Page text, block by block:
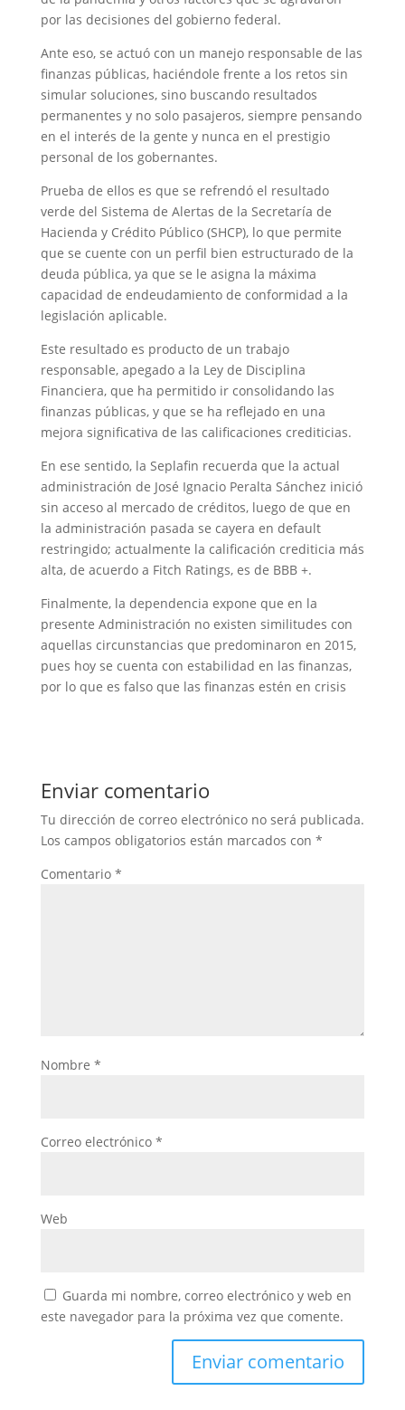
por las decisiones del gobierno federal.
Ante eso, se actuó con un manejo responsable de las
finanzas públicas, haciéndole frente a los retos sin
simular soluciones, sino buscando resultados
permanentes y no solo pasajeros, siempre pensando
en el interés de la gente y nunca en el prestigio
personal de los gobernantes.
Prueba de ellos es que se refrendó el resultado
verde del Sistema de Alertas de la Secretaría de
Hacienda y Crédito Público (SHCP), lo que permite
que se cuente con un perfil bien estructurado de la
deuda pública, ya que se le asigna la máxima
capacidad de endeudamiento de conformidad a la
legislación aplicable.
Este resultado es producto de un trabajo
responsable, apegado a la Ley de Disciplina
Financiera, que ha permitido ir consolidando las
finanzas públicas, y que se ha reflejado en una
mejora significativa de las calificaciones crediticias.
En ese sentido, la Seplafin recuerda que la actual
administración de José Ignacio Peralta Sánchez inició
sin acceso al mercado de créditos, luego de que en
la administración pasada se cayera en default
restringido; actualmente la calificación crediticia más
alta, de acuerdo a Fitch Ratings, es de BBB +.
Finalmente, la dependencia expone que en la
presente Administración no existen similitudes con
aquellas circunstancias que predominaron en 2015,
pues hoy se cuenta con estabilidad en las finanzas,
por lo que es falso que las finanzas estén en crisis
Enviar comentario
Tu dirección de correo electrónico no será publicada.
Los campos obligatorios están marcados con *
Comentario *
Nombre *
Correo electrónico *
Web
Guarda mi nombre, correo electrónico y web en
este navegador para la próxima vez que comente.